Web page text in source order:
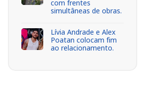
com frentes
simultâneas de obras.
Lívia Andrade e Alex
Poatan colocam fim
ao relacionamento.